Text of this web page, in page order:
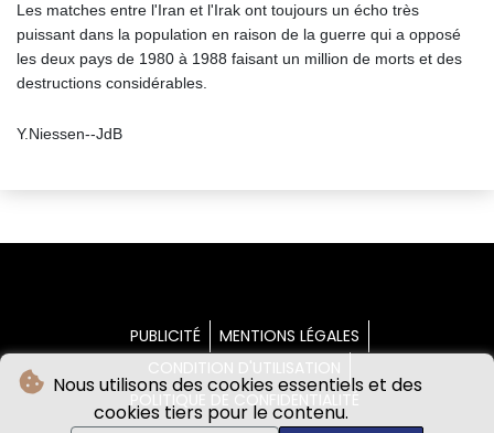
Nous utilisons des cookies essentiels et des
cookies tiers pour le contenu.
Les matches entre l'Iran et l'Irak ont toujours un écho très
puissant dans la population en raison de la guerre qui a opposé
les deux pays de 1980 à 1988 faisant un million de morts et des
destructions considérables.
Y.Niessen--JdB
PUBLICITÉ
MENTIONS LÉGALES
CONDITION D'UTILISATION
POLITIQUE DE CONFIDENTIALITÉ